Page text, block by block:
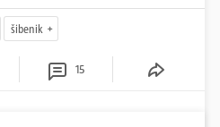
šibenik
15